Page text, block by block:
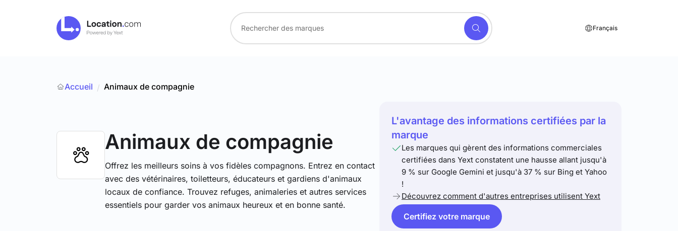
Français
Accueil / Animaux de compagnie
Animaux de compagnie
Offrez les meilleurs soins à vos fidèles compagnons. Entrez en contact
avec des vétérinaires, toiletteurs, éducateurs et gardiens d'animaux
locaux de confiance. Trouvez refuges, animaleries et autres services
essentiels pour garder vos animaux heureux et en bonne santé.
L'avantage des informations certifiées par la
marque
Les marques qui gèrent des informations commerciales
certifiées dans Yext constatent une hausse allant jusqu'à
9 % sur Google Gemini et jusqu'à 37 % sur Bing et Yahoo
!
Découvrez comment d'autres entreprises utilisent Yext
Certifiez votre marque